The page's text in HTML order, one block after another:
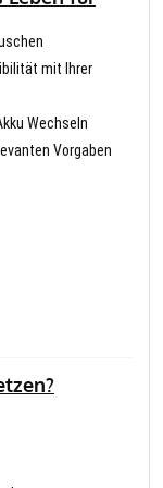
mit Ihrer
Wechseln
Vorgaben